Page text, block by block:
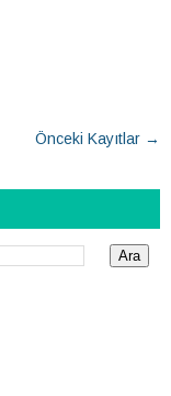
Önceki Kayıtlar →